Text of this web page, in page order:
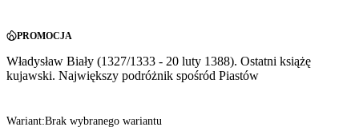
PROMOCJA
Władysław Biały (1327/1333 - 20 luty 1388). Ostatni książę
kujawski. Największy podróżnik spośród Piastów
Wariant:Brak wybranego wariantu